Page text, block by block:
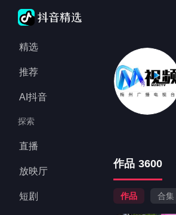
精选
推荐
AI抖音
探索
直播
放映厅
短剧
作品 3600
作品 合集